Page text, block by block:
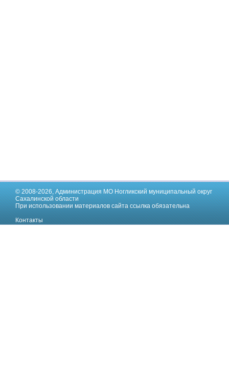
© 2008-2026,Администрация МО Ногликский муниципальный округ
Сахалинской области
При использовании материалов сайта ссылка обязательна
Контакты